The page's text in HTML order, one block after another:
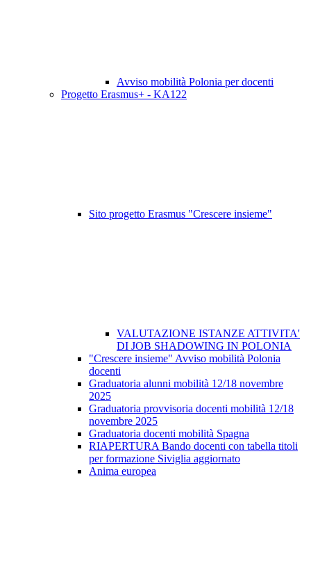
Avviso mobilità Polonia per docenti
Progetto Erasmus+ - KA122
Sito progetto Erasmus "Crescere insieme"
VALUTAZIONE ISTANZE ATTIVITA'
DI JOB SHADOWING IN POLONIA
"Crescere insieme" Avviso mobilità Polonia
docenti
Graduatoria alunni mobilità 12/18 novembre
2025
Graduatoria provvisoria docenti mobilità 12/18
novembre 2025
Graduatoria docenti mobilità Spagna
RIAPERTURA Bando docenti con tabella titoli
per formazione Siviglia aggiornato
Anima europea